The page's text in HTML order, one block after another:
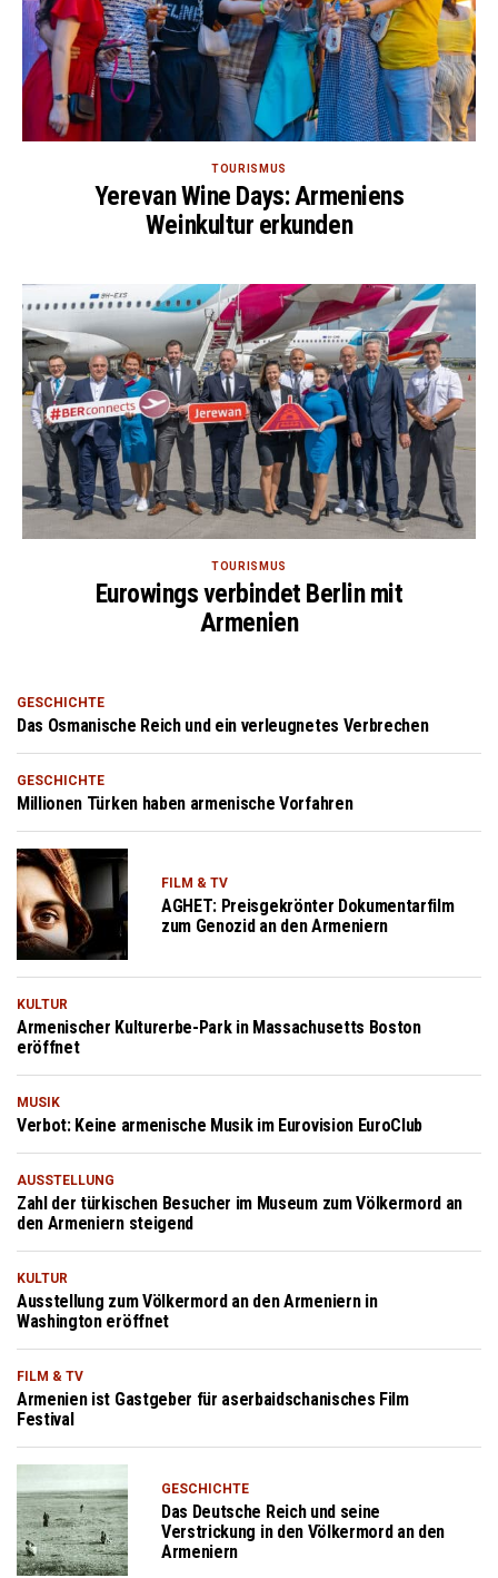
TOURISMUS
Yerevan Wine Days: Armeniens
Weinkultur erkunden
TOURISMUS
Eurowings verbindet Berlin mit
Armenien
GESCHICHTE
Das Osmanische Reich und ein verleugnetes Verbrechen
GESCHICHTE
Millionen Türken haben armenische Vorfahren
FILM & TV
AGHET: Preisgekrönter Dokumentarfilm
zum Genozid an den Armeniern
KULTUR
Armenischer Kulturerbe-Park in Massachusetts Boston
eröffnet
MUSIK
Verbot: Keine armenische Musik im Eurovision EuroClub
AUSSTELLUNG
Zahl der türkischen Besucher im Museum zum Völkermord an
den Armeniern steigend
KULTUR
Ausstellung zum Völkermord an den Armeniern in
Washington eröffnet
FILM & TV
Armenien ist Gastgeber für aserbaidschanisches Film
Festival
GESCHICHTE
Das Deutsche Reich und seine
Verstrickung in den Völkermord an den
Armeniern